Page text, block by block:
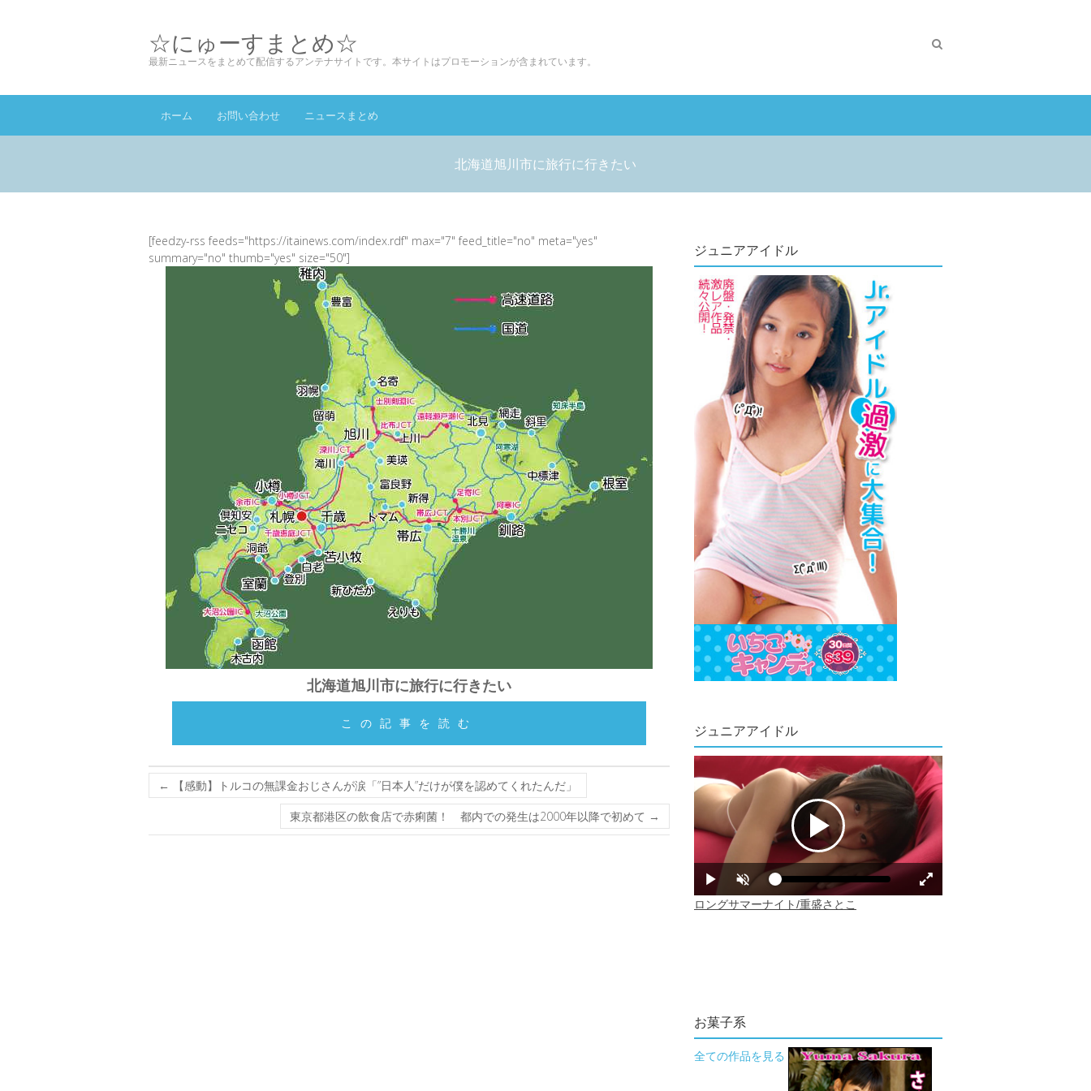
☆にゅーすまとめ☆
最新ニュースをまとめて配信するアンテナサイトです。本サイトはプロモーションが含まれています。
ホーム お問い合わせ ニュースまとめ
北海道旭川市に旅行に行きたい
[feedzy-rss feeds="https://itainews.com/index.rdf" max="7" feed_title="no" meta="yes"
summary="no" thumb="yes" size="50"]
北海道旭川市に旅行に行きたい
この記事を読む
←
【感動】トルコの無課金おじさんが涙「”日本人”だけが僕を認めてくれたんだ」
東京都港区の飲食店で赤痢菌！ 都内での発生は2000年以降で初めて →
ジュニアアイドル
ジュニアアイドル
お菓子系
全ての作品を見る